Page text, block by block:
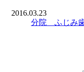
2016.03.23
分院 ふじみ